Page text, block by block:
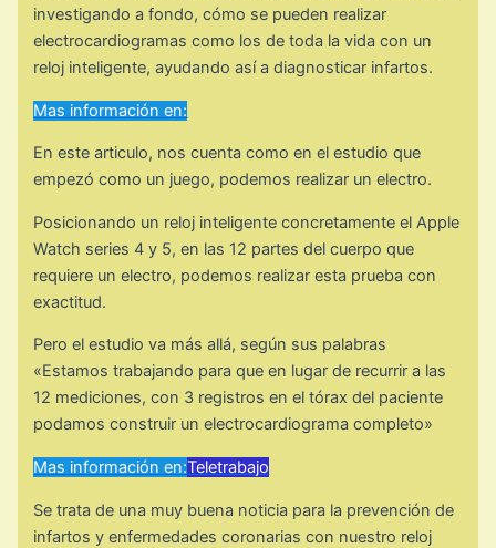
investigando a fondo, cómo se pueden realizar
electrocardiogramas como los de toda la vida con un
reloj inteligente, ayudando así a diagnosticar infartos.
Mas información en:
En este articulo, nos cuenta como en el estudio que
empezó como un juego, podemos realizar un electro.
Posicionando un reloj inteligente concretamente el Apple
Watch series 4 y 5, en las 12 partes del cuerpo que
requiere un electro, podemos realizar esta prueba con
exactitud.
Pero el estudio va más allá, según sus palabras
«Estamos trabajando para que en lugar de recurrir a las
12 mediciones, con 3 registros en el tórax del paciente
podamos construir un electrocardiograma completo»
Mas información en:Teletrabajo
Se trata de una muy buena noticia para la prevención de
infartos y enfermedades coronarias con nuestro reloj